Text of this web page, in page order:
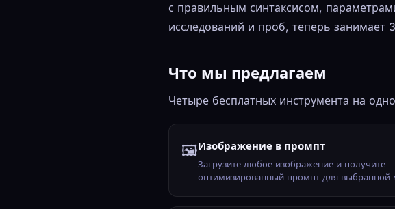
с правильным синтаксисом,
исследований и проб, теперь занимает
Что мы предлагаем
Четыре бесплатных инструмента на
🖼Изображение в промпт
Загрузите любое изображение и получите
оптимизированный промпт для выбранной